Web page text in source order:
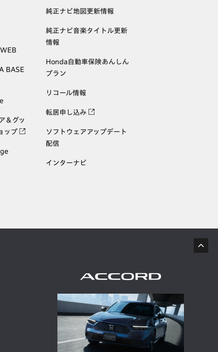
BASE
＆グッ
ップ
純正ナビ地図更新情報
純正ナビ音楽タイトル更新
情報
Honda自動車保険あんしん
プラン
リコール情報
転居申し込み
ソフトウェアアップデート
配信
インターナビ